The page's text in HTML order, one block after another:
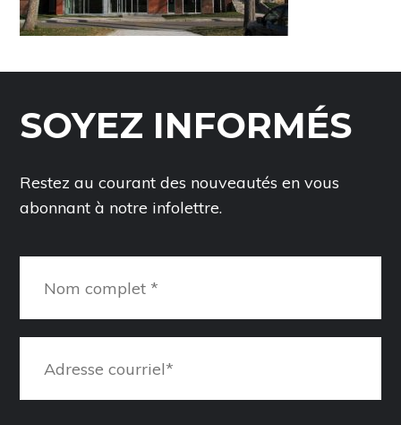
SOYEZ INFORMÉS
Restez au courant des nouveautés en vous
abonnant à notre infolettre.